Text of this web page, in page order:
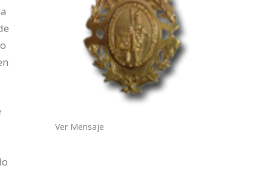
Ver Mensaje